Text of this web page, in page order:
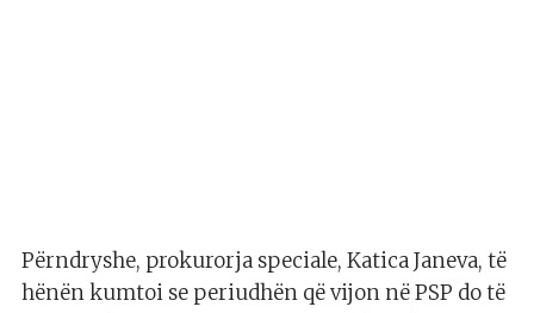
Përndryshe, prokurorja speciale, Katica Janeva, të
hënën kumtoi se periudhën që vijon në PSP do të